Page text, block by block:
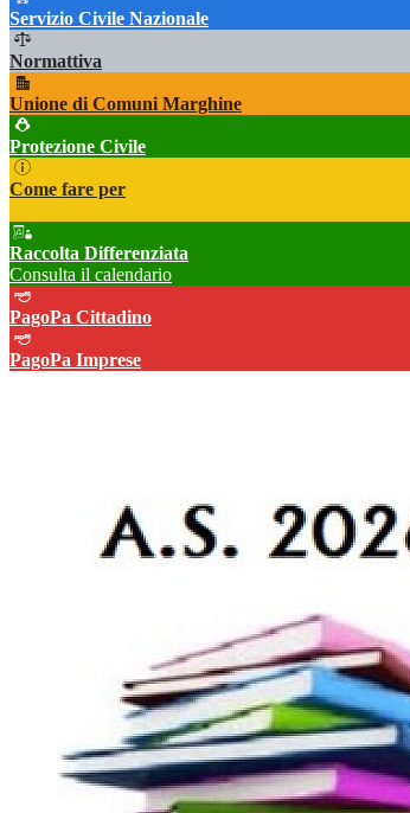
Servizio Civile Nazionale
Normattiva
Unione di Comuni Marghine
Protezione Civile
Come fare per
Raccolta Differenziata
Consulta il calendario
PagoPa Cittadino
PagoPa Imprese